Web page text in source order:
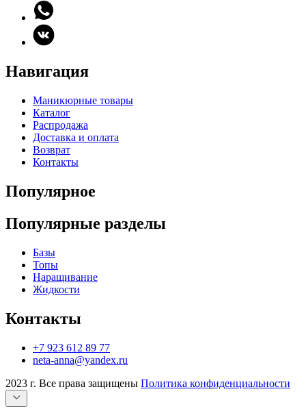
Навигация
Маникюрные товары
Каталог
Распродажа
Доставка и оплата
Возврат
Контакты
Популярное
Популярные разделы
Базы
Топы
Наращивание
Жидкости
Контакты
+7 923 612 89 77
neta-anna@yandex.ru
2023 г. Все права защищены Политика конфиденциальности